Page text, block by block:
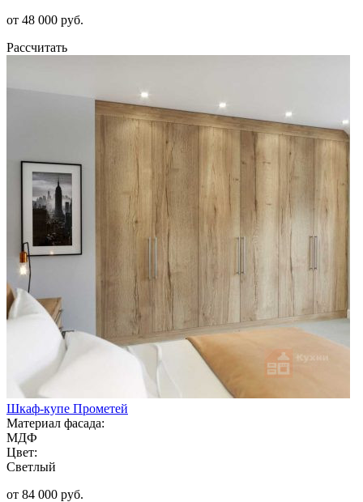
от 48 000 руб.
Рассчитать
Шкаф-купе Прометей
Материал фасада:
МДФ
Цвет:
Светлый
от 84 000 руб.